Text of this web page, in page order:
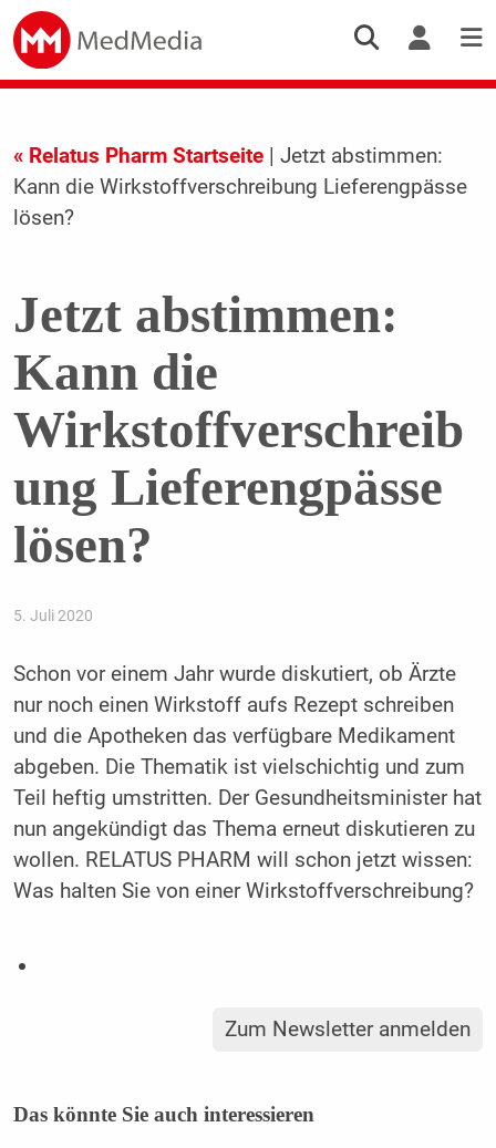
« Relatus Pharm Startseite| Jetzt abstimmen:
Kann die Wirkstoffverschreibung Lieferengpässe
lösen?
Jetzt abstimmen:
Kann die
Wirkstoffverschreib
ung Lieferengpässe
lösen?
5. Juli 2020
Schon vor einem Jahr wurde diskutiert, ob Ärzte
nur noch einen Wirkstoff aufs Rezept schreiben
und die Apotheken das verfügbare Medikament
abgeben. Die Thematik ist vielschichtig und zum
Teil heftig umstritten. Der Gesundheitsminister hat
nun angekündigt das Thema erneut diskutieren zu
wollen. RELATUS PHARM will schon jetzt wissen:
Was halten Sie von einer Wirkstoffverschreibung?
Zum Newsletter anmelden
Das könnte Sie auch interessieren